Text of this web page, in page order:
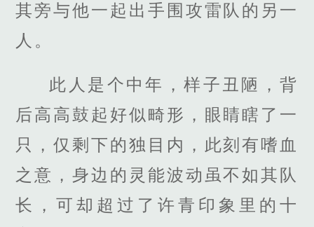
其旁与他一起出手围攻雷队的另一
人。
此人是个中年，样子丑陋，背
后高高鼓起好似畸形，眼睛瞎了一
只，仅剩下的独目内，此刻有嗜血
之意，身边的灵能波动虽不如其队
长，可却超过了许青印象里的十